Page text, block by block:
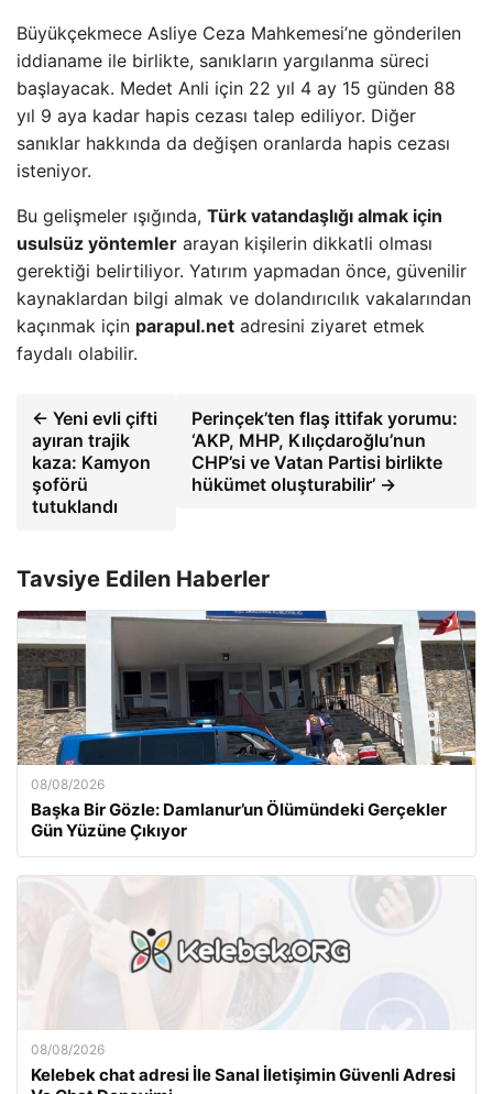
Büyükçekmece Asliye Ceza Mahkemesi’ne gönderilen
iddianame ile birlikte, sanıkların yargılanma süreci
başlayacak. Medet Anli için 22 yıl 4 ay 15 günden 88
yıl 9 aya kadar hapis cezası talep ediliyor. Diğer
sanıklar hakkında da değişen oranlarda hapis cezası
isteniyor.
Bu gelişmeler ışığında, Türk vatandaşlığı almak için
usulsüz yöntemler arayan kişilerin dikkatli olması
gerektiği belirtiliyor. Yatırım yapmadan önce, güvenilir
kaynaklardan bilgi almak ve dolandırıcılık vakalarından
kaçınmak için parapul.net adresini ziyaret etmek
faydalı olabilir.
← Yeni evli çifti
ayıran trajik
kaza: Kamyon
şoförü
tutuklandı
Perinçek’ten flaş ittifak yorumu:
‘AKP, MHP, Kılıçdaroğlu’nun
CHP’si ve Vatan Partisi birlikte
hükümet oluşturabilir’ →
Tavsiye Edilen Haberler
08/08/2026
Başka Bir Gözle: Damlanur’un Ölümündeki Gerçekler
Gün Yüzüne Çıkıyor
08/08/2026
Kelebek chat adresi İle Sanal İletişimin Güvenli Adresi